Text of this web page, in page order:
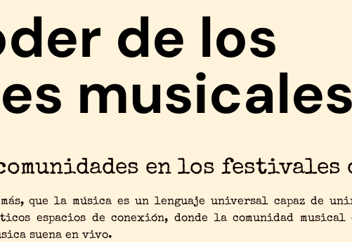
de los
musicales
en los festivales
que la música es un lenguaje universal capaz de
espacios de conexión, donde la comunidad
suena en vivo.